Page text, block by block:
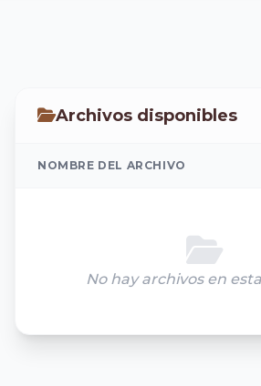
Archivos disponibles
NOMBRE DEL ARCHIVO
No hay archivos en